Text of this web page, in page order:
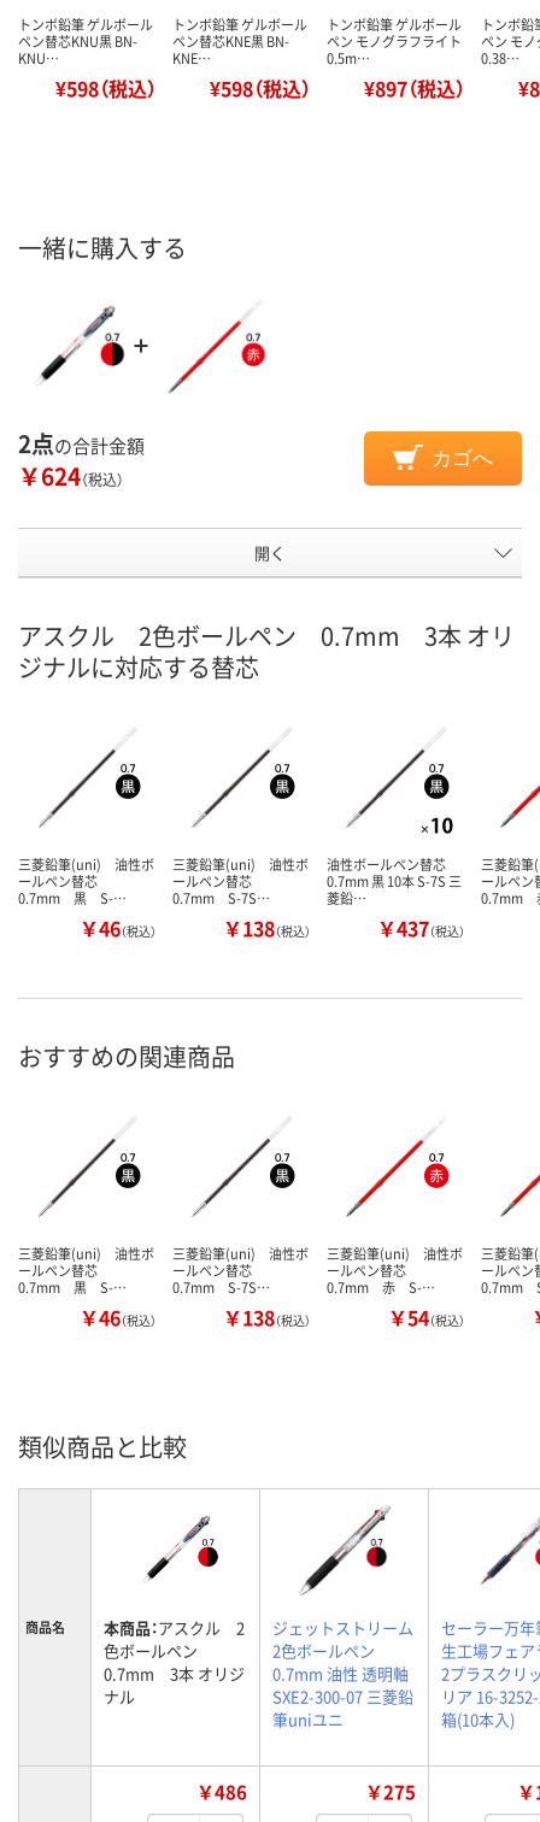
トンボ鉛筆 ゲルボール
ペン替芯KNU黒 BN-
KNU…
¥598（税込）
トンボ鉛筆 ゲルボール
ペン替芯KNE黒 BN-
KNE…
¥598（税込）
トンボ鉛筆 ゲルボール
ペン モノグラフライト
0.5m…
¥897（税込）
トンボ鉛
ペン モ
0.38…
一緒に購入する
2点の合計金額
￥624（税込）
カゴへ
開く
アスクル 2色ボールペン 0.7mm 3本 オリ
ジナルに対応する替芯
三菱鉛筆(uni) 油性ボ
ールペン替芯
0.7mm 黒 S-…
￥46（税込）
三菱鉛筆(uni) 油性ボ
ールペン替芯
0.7mm S-7S…
￥138（税込）
油性ボールペン替芯
0.7mm 黒 10本 S-7S 三
菱鉛…
￥437（税込）
三菱鉛
ールペ
0.7mm
おすすめの関連商品
三菱鉛筆(uni) 油性ボ
ールペン替芯
0.7mm 黒 S-…
￥46（税込）
三菱鉛筆(uni) 油性ボ
ールペン替芯
0.7mm S-7S…
￥138（税込）
三菱鉛筆(uni) 油性ボ
ールペン替芯
0.7mm 赤 S-…
￥54（税込）
三菱鉛
ールペ
0.7mm
類似商品と比較
商品名 本商品：アスクル 2
色ボールペン
0.7mm 3本 オリジ
ナル
ジェットストリーム
2色ボールペン
0.7mm 油性 透明軸
SXE2-300-07 三菱鉛
筆uniユニ
セーラー万年
生工場フェ
2プラスクリ
リア 16-
箱(10本入)
￥486 ￥275